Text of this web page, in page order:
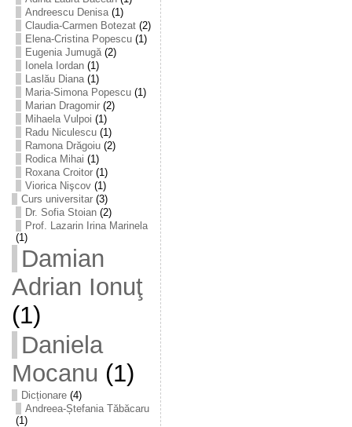
Andreescu Denisa(1)
Claudia-Carmen Botezat(2)
Elena-Cristina Popescu(1)
Eugenia Jumugă(2)
Ionela Iordan(1)
Laslău Diana(1)
Maria-Simona Popescu(1)
Marian Dragomir(2)
Mihaela Vulpoi (1)
Radu Niculescu(1)
Ramona Drăgoiu(2)
Rodica Mihai (1)
Roxana Croitor(1)
Viorica Nişcov(1)
Curs universitar(3)
Dr. Sofia Stoian(2)
Prof. Lazarin Irina Marinela
(1)
Damian
Adrian Ionuţ
(1)
Daniela
Mocanu (1)
Dicționare(4)
Andreea-Ștefania Tăbăcaru
(1)